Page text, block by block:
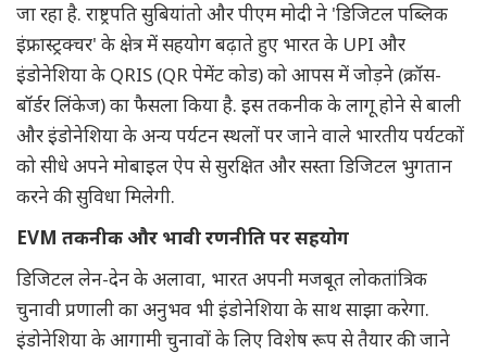
जा रहा है. राष्ट्रपति सुबियांतो और पीएम मोदी ने 'डिजिटल पब्लिक
इंफ्रास्ट्रक्चर' के क्षेत्र में सहयोग बढ़ाते हुए भारत के UPI और
इंडोनेशिया के QRIS (QR पेमेंट कोड) को आपस में जोड़ने (क्रॉस-
बॉर्डर लिंकेज) का फैसला किया है. इस तकनीक के लागू होने से बाली
और इंडोनेशिया के अन्य पर्यटन स्थलों पर जाने वाले भारतीय पर्यटकों
को सीधे अपने मोबाइल ऐप से सुरक्षित और सस्ता डिजिटल भुगतान
करने की सुविधा मिलेगी.
EVM तकनीक और भावी रणनीति पर सहयोग
डिजिटल लेन-देन के अलावा, भारत अपनी मजबूत लोकतांत्रिक
चुनावी प्रणाली का अनुभव भी इंडोनेशिया के साथ साझा करेगा.
इंडोनेशिया के आगामी चुनावों के लिए विशेष रूप से तैयार की जाने